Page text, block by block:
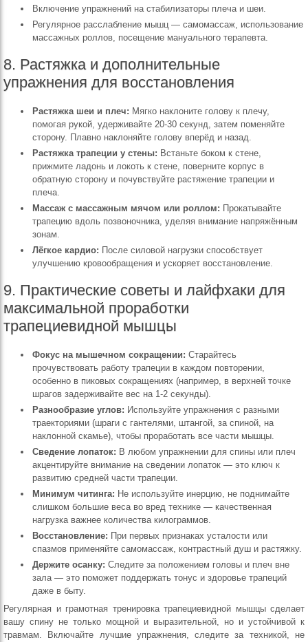
Включение упражнений на стабилизаторы плеча и шеи.
Регулярное расслабление мышц — самомассаж, использование
массажных роллов, посещение мануального терапевта.
8. Растяжка и дополнительные
упражнения для восстановления
Растяжка шеи и плеч: Мягко наклоните голову к плечу,
помогая рукой, удерживайте 20-30 секунд, затем поменяйте
сторону. Плавно наклоняйте голову вперёд и назад.
Растяжка трапеции у стены: Встаньте боком к стене,
прижмите ладонь и локоть к стене, поверните корпус в
обратную сторону и почувствуйте растяжение трапеции и
плеча.
Массаж с массажным мячом или роллом: Прокатывайте
трапецию вдоль позвоночника, уделяя внимание напряжённым
зонам.
Лёгкое кардио: После силовой нагрузки способствует
улучшению кровообращения и ускоряет восстановление.
9. Практические советы и лайфхаки для
максимальной проработки
трапециевидной мышцы
Фокус на мышечном сокращении: Старайтесь
прочувствовать работу трапеции в каждом повторении,
особенно в пиковых сокращениях (например, в верхней точке
шрагов задерживайте вес на 1-2 секунды).
Разнообразие углов: Используйте упражнения с разными
траекториями (шраги с гантелями, штангой, за спиной, на
наклонной скамье), чтобы проработать все части мышцы.
Сведение лопаток: В любом упражнении для спины или плеч
акцентируйте внимание на сведении лопаток — это ключ к
развитию средней части трапеции.
Минимум читинга: Не используйте инерцию, не поднимайте
слишком большие веса во вред технике — качественная
нагрузка важнее количества килограммов.
Восстановление: При первых признаках усталости или
спазмов применяйте самомассаж, контрастный душ и растяжку.
Держите осанку: Следите за положением головы и плеч вне
зала — это поможет поддержать тонус и здоровье трапеций
даже в быту.
Регулярная и грамотная тренировка трапециевидной мышцы сделает
вашу спину не только мощной и выразительной, но и устойчивой к
травмам. Включайте лучшие упражнения, следите за техникой, не